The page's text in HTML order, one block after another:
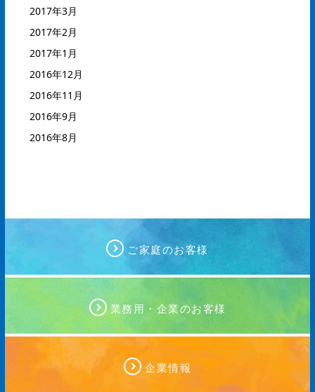
2017年3月
2017年2月
2017年1月
2016年12月
2016年11月
2016年9月
2016年8月
ご家庭のお客様
業務用・企業のお客様
企業情報